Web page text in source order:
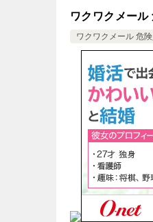
ワクワクメー
ワクワクメール 危